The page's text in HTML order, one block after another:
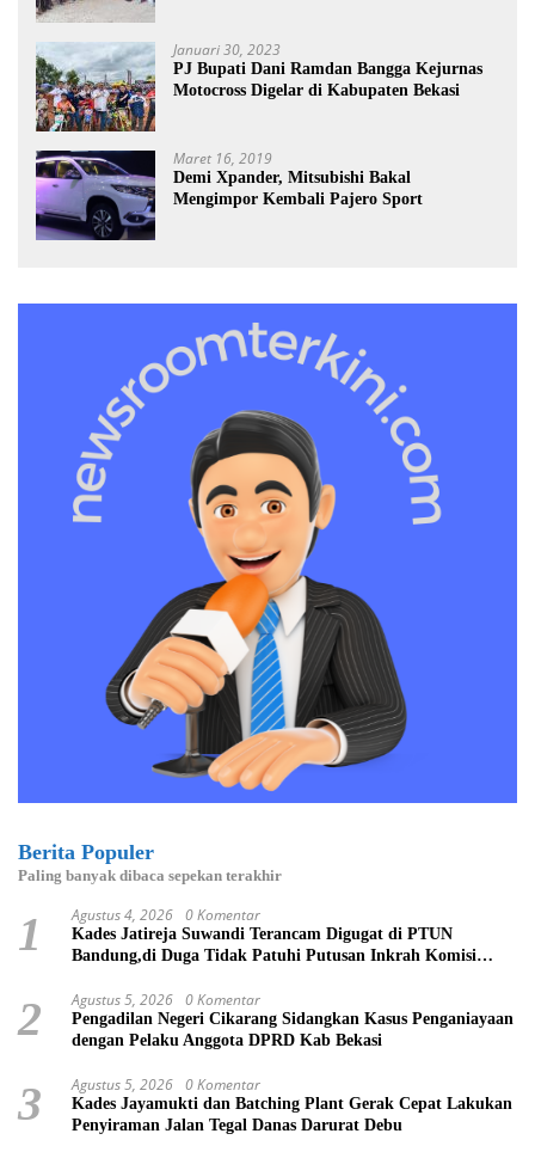
Januari 30, 2023
PJ Bupati Dani Ramdan Bangga Kejurnas
Motocross Digelar di Kabupaten Bekasi
Maret 16, 2019
Demi Xpander, Mitsubishi Bakal
Mengimpor Kembali Pajero Sport
Berita Populer
Paling banyak dibaca sepekan terakhir
1 Agustus 4, 2026 0 Komentar
Kades Jatireja Suwandi Terancam Digugat di PTUN
Bandung,di Duga Tidak Patuhi Putusan Inkrah Komisi
2 Agustus 5, 2026 0 Komentar
Pengadilan Negeri Cikarang Sidangkan Kasus Penganiayaan
dengan Pelaku Anggota DPRD Kab Bekasi
3 Agustus 5, 2026 0 Komentar
Kades Jayamukti dan Batching Plant Gerak Cepat Lakukan
Penyiraman Jalan Tegal Danas Darurat Debu